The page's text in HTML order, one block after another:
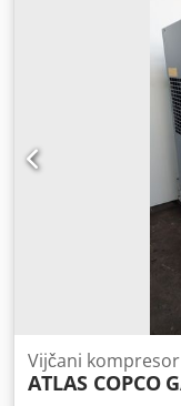
Vijčani kompresor
ATLAS COPCO